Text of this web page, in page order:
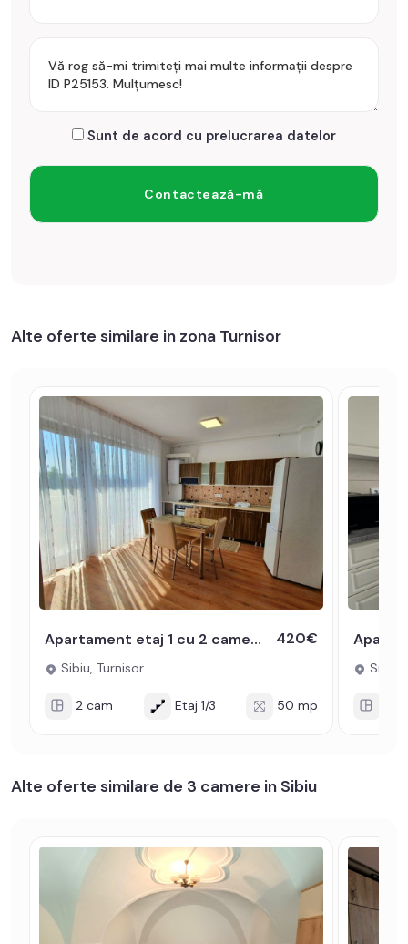
Sunt de acord cu prelucrarea datelor
Alte oferte similare in zona Turnisor
Apartament etaj 1 cu 2 camere balcon lift parcare boxa Turnisor Sibiu 420€
Sibiu, Turnisor
2 cam Etaj 1/3 50 mp
Sibiu,
Alte oferte similare de 3 camere in Sibiu